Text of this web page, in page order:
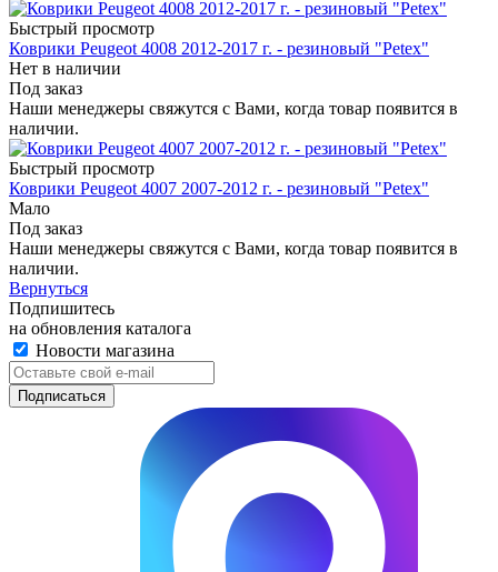
Быстрый просмотр
Коврики Peugeot 4008 2012-2017 г. - резиновый "Petex"
Нет в наличии
Под заказ
Наши менеджеры свяжутся с Вами, когда товар появится в
наличии.
Быстрый просмотр
Коврики Peugeot 4007 2007-2012 г. - резиновый "Petex"
Мало
Под заказ
Наши менеджеры свяжутся с Вами, когда товар появится в
наличии.
Вернуться
Подпишитесь
на обновления каталога
Новости магазина